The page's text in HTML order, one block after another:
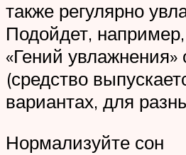
также регулярно
Подойдет,
«Гений увлажнения»
(средство
вариантах, для
Нормализуйте сон